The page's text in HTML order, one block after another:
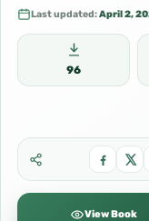
Last updated:April 2,
96
View Book